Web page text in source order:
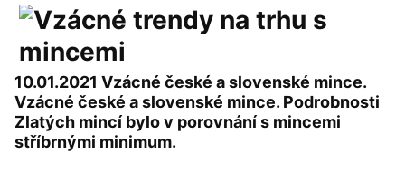
10.01.2021 Vzácné české a slovenské mince.
Vzácné české a slovenské mince. Podrobnosti
Zlatých mincí bylo v porovnání s mincemi
stříbrnými minimum.